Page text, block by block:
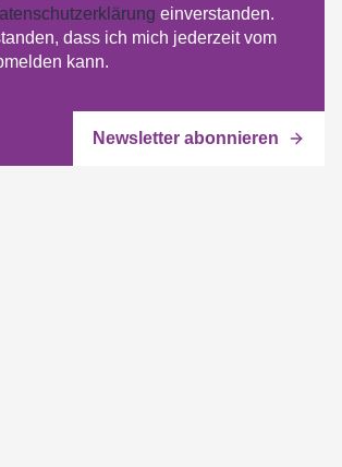
einverstanden.
dass ich mich jederzeit vom
kann.